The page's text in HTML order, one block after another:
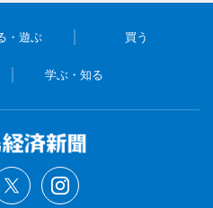
・遊ぶ 買う
学ぶ・知る